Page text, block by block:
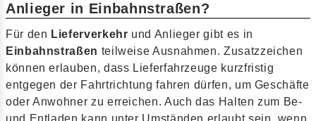
Anlieger in Einbahnstraßen?
Für den Lieferverkehr und Anlieger gibt es in
Einbahnstraßen teilweise Ausnahmen. Zusatzzeichen
können erlauben, dass Lieferfahrzeuge kurzfristig
entgegen der Fahrtrichtung fahren dürfen, um Geschäfte
oder Anwohner zu erreichen. Auch das Halten zum Be-